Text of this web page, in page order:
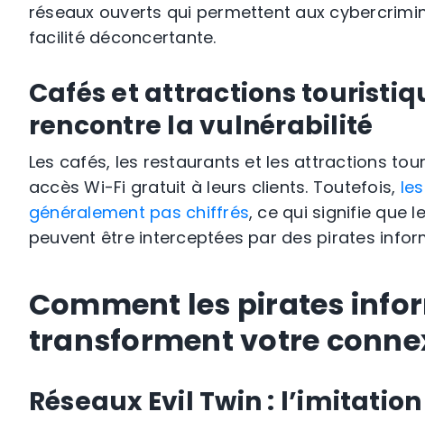
réseaux ouverts qui permettent aux
facilité déconcertante.
Cafés et attractions
rencontre la vulnérabilité
Les cafés, les restaurants et les attractions
accès Wi-Fi gratuit à leurs clients. Toutefois,
généralement pas chiffrés, ce qui signifie que
peuvent être interceptées par des pirates
Comment les pirates
transforment votre
Réseaux Evil Twin :